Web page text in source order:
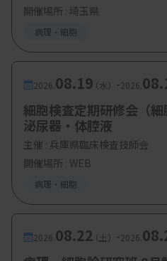
開催場所 : 埼玉県
病理・細胞
2026. 08.19（水） -2026.
細胞検査定期研修会（細
泌尿器・体腔液
主催 : 兵庫県臨床検査技師会
開催場所 : WEB
病理・細胞
2026. 08.22（土） -2026.